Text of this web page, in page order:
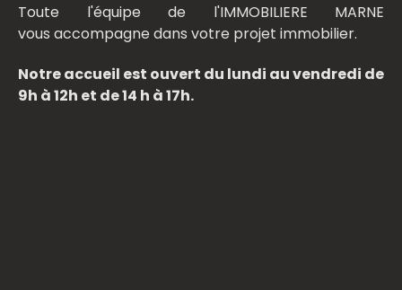
Toute l'équipe de l'IMMOBILIERE MARNE
vous accompagne dans votre projet immobilier.
Notre accueil est ouvert du lundi au vendredi de
9h à 12h et de 14 h à 17h.